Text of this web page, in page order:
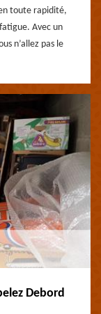
toute rapidité,
Avec un
n’allez pas le
Debord